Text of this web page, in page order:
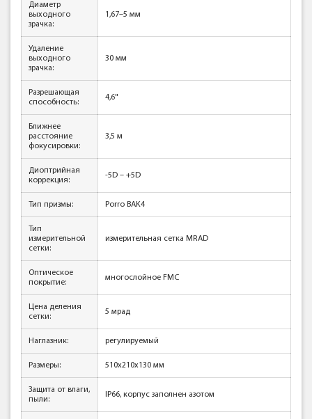
Диаметр
выходного
зрачка:
1,67–5 мм
Удаление
выходного
зрачка:
30 мм
Разрешающая
способность:
4,6"
Ближнее
расстояние
фокусировки:
3,5 м
Диоптрийная
коррекция:
-5D – +5D
Тип призмы: Porro BAK4
Тип
измерительной
сетки:
измерительная сетка MRAD
Оптическое
покрытие:
многослойное FMC
Цена деления
сетки:
5 мрад
Наглазник: регулируемый
Размеры: 510x210x130 мм
Защита от влаги,
пыли:
IP66, корпус заполнен азотом